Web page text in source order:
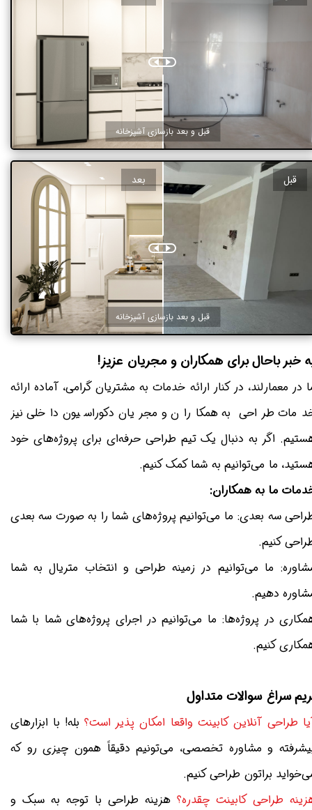
قبل و بعد بازسازی آشپزخانه
قبل بعد
قبل و بعد بازسازی آشپزخانه
خبر باحال برای همکاران و مجریان عزیز!
در معمارلند، در کنار ارائه خدمات به مشتریان گرامی، آماده ارائه
طراحی به همکاران و مجریان دکوراسیون داخلی نیز
اگر به دنبال یک تیم طراحی حرفه‌ای برای پروژه‌های خود
ما می‌توانیم به شما کمک کنیم.
ما به همکاران:
سه بعدی: ما می‌توانیم پروژه‌های شما را به صورت سه بعدی
کنیم.
ما می‌توانیم در زمینه طراحی و انتخاب متریال به شما
دهیم.
در پروژه‌ها: ما می‌توانیم در اجرای پروژه‌های شما با شما
کنیم.
سراغ سوالات متداول
طراحی آنلاین کابینت واقعا امکان پذیر است؟ بله! با ابزارهای
و مشاوره تخصصی، می‌تونیم دقیقاً همون چیزی رو که
براتون طراحی کنیم.
طراحی کابینت چقدره؟ هزینه طراحی با توجه به سبک و